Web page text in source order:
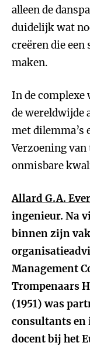
alleen de
duidelijk wat
creëren die een
maken.
In de complexe
de wereldwijde
met dilemma’s
Verzoening
onmisbare
Allard G.A.
ingenieur. Na
binnen zijn
Management
Trompenaars
(1951) was
consultants en
docent bij het